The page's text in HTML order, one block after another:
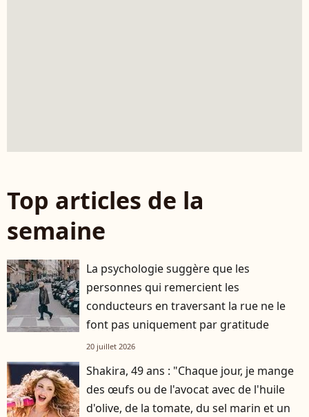
Top articles de la
semaine
La psychologie suggère que les
personnes qui remercient les
conducteurs en traversant la rue ne le
font pas uniquement par gratitude
20 juillet 2026
Shakira, 49 ans : "Chaque jour, je mange
des œufs ou de l'avocat avec de l'huile
d'olive, de la tomate, du sel marin et un